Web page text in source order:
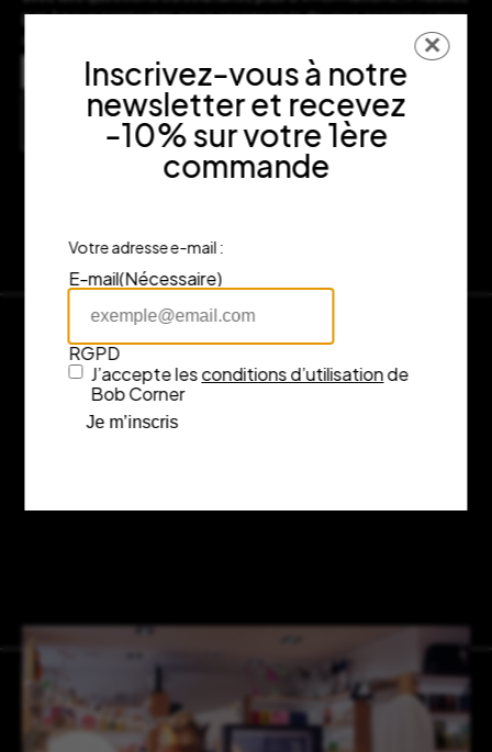
pas à nous contacter, nous serons ravis de vous accompagner
Adresse
7 rue Fénelon, 33000 Bordeaux
Consulter l’itinéraire sur Google Maps
Inscrivez-vous à notre
newsletter et recevez
-10% sur votre 1ère
commande
Votre adresse e-mail :
E-mail(Nécessaire)
RGPD
J’accepte lesconditions d’utilisationde
Bob Corner
Je m’inscris
✕